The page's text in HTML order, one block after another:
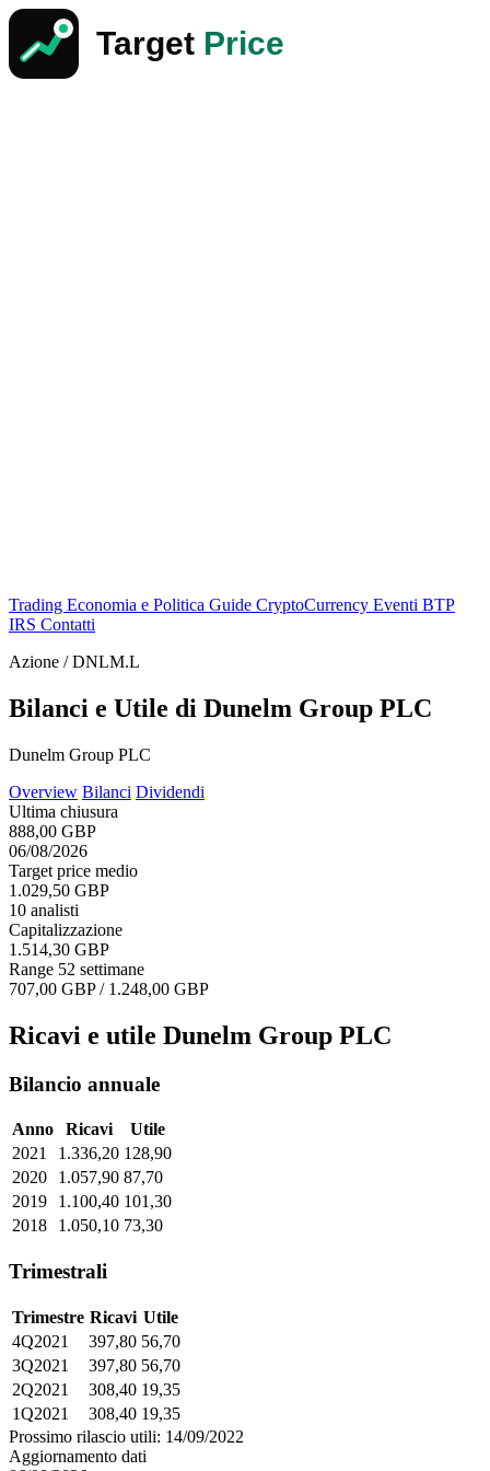
Trading Economia e Politica Guide CryptoCurrency Eventi BTP
IRS Contatti
Azione / DNLM.L
Bilanci e Utile di Dunelm Group PLC
Dunelm Group PLC
Overview Bilanci Dividendi
Ultima chiusura
888,00 GBP
06/08/2026
Target price medio
1.029,50 GBP
10 analisti
Capitalizzazione
1.514,30 GBP
Range 52 settimane
707,00 GBP / 1.248,00 GBP
Ricavi e utile Dunelm Group PLC
Bilancio annuale
Anno Ricavi
Utile
2021
1.336,20 128,90
2020
1.057,90 87,70
2019
1.100,40 101,30
2018
1.050,10 73,30
Trimestrali
Trimestre Ricavi Utile
4Q2021
397,80 56,70
3Q2021
397,80 56,70
2Q2021
308,40 19,35
1Q2021
308,40 19,35
Prossimo rilascio utili: 14/09/2022
Aggiornamento dati